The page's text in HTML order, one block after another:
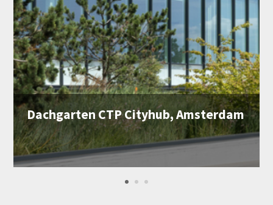
Dachgarten CTP Cityhub, Amsterdam